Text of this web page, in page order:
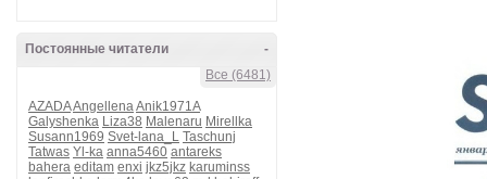
-
Постоянные читатели
Все (6481)
AZADAAngellenaAnik1971A
Galyshenka Liza38 Malenaru Mirellka
Susann1969 Svet-lana_L Taschunj
Tatwas Yl-ka anna5460 antareks
bahera editam enxi jkz5jkz karuminss